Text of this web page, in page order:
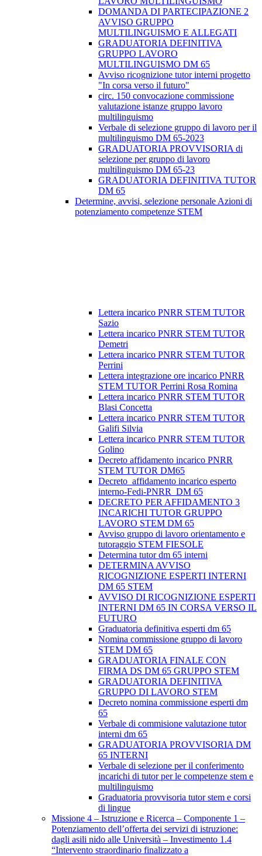
DOMANDA DI PARTECIPAZIONE 2
AVVISO GRUPPO
MULTILINGUISMO E ALLEGATI
GRADUATORIA DEFINITIVA
GRUPPO LAVORO
MULTILINGUISMO DM 65
Avviso ricognizione tutor interni progetto
"In corsa verso il futuro"
circ. 150 convocazione commissione
valutazione istanze gruppo lavoro
multilinguismo
Verbale di selezione gruppo di lavoro per il
multilinguismo DM 65-2023
GRADUATORIA PROVVISORIA di
selezione per gruppo di lavoro
multilinguismo DM 65-23
GRADUATORIA DEFINITIVA TUTOR
DM 65
Determine, avvisi, selezione personale Azioni di
potenziamento competenze STEM
Lettera incarico PNRR STEM TUTOR
Sazio
Lettera incarico PNRR STEM TUTOR
Demetri
Lettera incarico PNRR STEM TUTOR
Perrini
Lettera integrazione ore incarico PNRR
STEM TUTOR Perrini Rosa Romina
Lettera incarico PNRR STEM TUTOR
Blasi Concetta
Lettera incarico PNRR STEM TUTOR
Galifi Silvia
Lettera incarico PNRR STEM TUTOR
Golino
Decreto affidamento incarico PNRR
STEM TUTOR DM65
Decreto_affidamento incarico esperto
interno-Fedi-PNRR_DM 65
DECRETO PER AFFIDAMENTO 3
INCARICHI TUTOR GRUPPO
LAVORO STEM DM 65
Avviso gruppo di lavoro orientamento e
tutoraggio STEM FIESOLE
Determina tutor dm 65 interni
DETERMINA AVVISO
RICOGNIZIONE ESPERTI INTERNI
DM 65 STEM
AVVISO DI RICOGNIZIONE ESPERTI
INTERNI DM 65 IN CORSA VERSO IL
FUTURO
Graduatoria definitiva esperti dm 65
Nomina commissione gruppo di lavoro
STEM DM 65
GRADUATORIA FINALE CON
FIRMA DS DM 65 GRUPPO STEM
GRADUATORIA DEFINITIVA
GRUPPO DI LAVORO STEM
Decreto nomina commissione esperti dm
65
Verbale di commisione valutazione tutor
interni dm 65
GRADUATORIA PROVVISORIA DM
65 INTERNI
Verbale di selezione per il conferimento
incarichi di tutor per le competenze stem e
multilinguismo
Graduatoria provvisoria tutor stem e corsi
di lingue
Missione 4 – Istruzione e Ricerca – Componente 1 –
Potenziamento dell’offerta dei servizi di istruzione:
dagli asili nido alle Università – Investimento 1.4
“Intervento straordinario finalizzato a